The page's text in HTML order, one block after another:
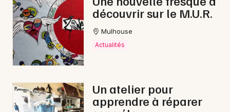
découvrir sur le M.U.R.
Mulhouse
Actualités
Un atelier pour
apprendre à réparer